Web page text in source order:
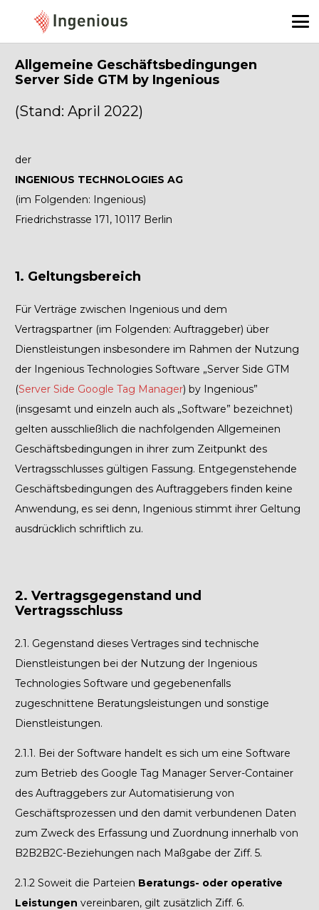
Allgemeine Geschäftsbedingungen
Server Side GTM by Ingenious
(Stand: April 2022)
der
INGENIOUS TECHNOLOGIES AG
(im Folgenden: Ingenious)
Friedrichstrasse 171, 10117 Berlin
1. Geltungsbereich
Für Verträge zwischen Ingenious und dem
Vertragspartner (im Folgenden: Auftraggeber) über
Dienstleistungen insbesondere im Rahmen der Nutzung
der Ingenious Technologies Software „Server Side GTM
(Server Side Google Tag Manager) by Ingenious”
(insgesamt und einzeln auch als „Software” bezeichnet)
gelten ausschließlich die nachfolgenden Allgemeinen
Geschäftsbedingungen in ihrer zum Zeitpunkt des
Vertragsschlusses gültigen Fassung. Entgegenstehende
Geschäftsbedingungen des Auftraggebers finden keine
Anwendung, es sei denn, Ingenious stimmt ihrer Geltung
ausdrücklich schriftlich zu.
2. Vertragsgegenstand und
Vertragsschluss
2.1. Gegenstand dieses Vertrages sind technische
Dienstleistungen bei der Nutzung der Ingenious
Technologies Software und gegebenenfalls
zugeschnittene Beratungsleistungen und sonstige
Dienstleistungen.
2.1.1. Bei der Software handelt es sich um eine Software
zum Betrieb des Google Tag Manager Server-Container
des Auftraggebers zur Automatisierung von
Geschäftsprozessen und den damit verbundenen Daten
zum Zweck des Erfassung und Zuordnung innerhalb von
B2B2B2C-Beziehungen nach Maßgabe der Ziff. 5.
2.1.2 Soweit die Parteien Beratungs- oder operative
Leistungen vereinbaren, gilt zusätzlich Ziff. 6.